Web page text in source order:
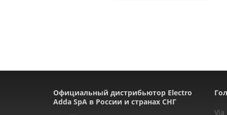
Официальный дистрибьютор Electro
Adda SpA в России и странах СНГ
Via